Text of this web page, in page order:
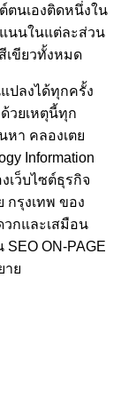
ตนเองติดหนึ่งใน
นนในแต่ละส่วน
เขียวทั้งหมด
ปลงได้ทุกครั้ง
วยเหตุนี้ทุก
หา คลองเตย
Information
เว็บไซต์ธุรกิจ
กรุงเทพ ของ
วกและเสมือน
ON-PAGE
าย